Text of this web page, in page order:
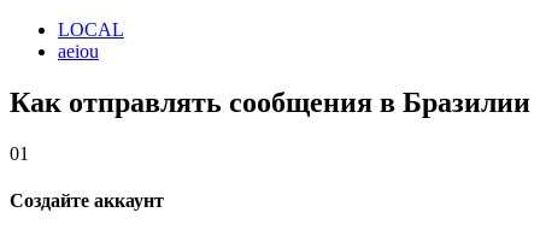
LOCAL
aeiou
Как отправлять сообщения в Бразилии
01
Создайте аккаунт